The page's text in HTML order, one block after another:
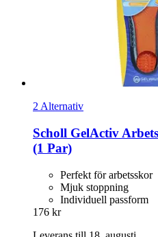
2 Alternativ
Scholl GelActiv
(1 Par)
Perfekt för arbetsskor
Mjuk stoppning
Individuell passform
176 kr